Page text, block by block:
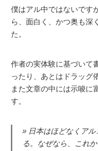
僕はアル中ではないです
ら、面白く、かつ奥も深
た。
作者の実体験に基づいて
ったり、あとはドラッグ
また文章の中には示唆に
す。
日本はほどなくア
る。なぜなら、これ